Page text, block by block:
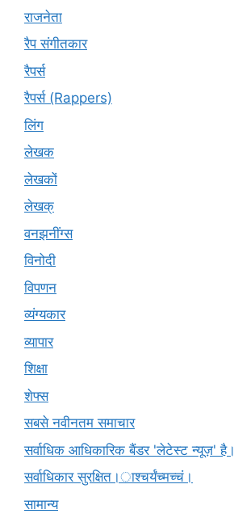
राजनेता
रैप संगीतकार
रैपर्स
रैपर्स (Rappers)
लिंग
लेखक
लेखकों
लेखक्
वनझनींग्स
विनोदी
विपणन
व्यंग्यकार
व्यापार
शिक्षा
शेफ्स
सबसे नवीनतम समाचार
सर्वाधिक आधिकारिक बैंडर 'लेटेस्ट न्यूज़' है।
सर्वाधिकार सुरक्षित।ाश्चर्यंच्मच्चं।
सामान्य